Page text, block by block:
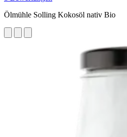
Ölmühle Solling Kokosöl nativ Bio